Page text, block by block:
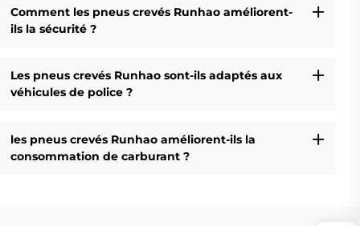
Comment les pneus crevés Runhao améliorent-
ils la sécurité ?
Les pneus crevés Runhao sont-ils adaptés aux
véhicules de police ?
les pneus crevés Runhao améliorent-ils la
consommation de carburant ?